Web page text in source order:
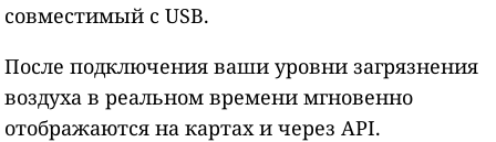
совместимый с USB.
После подключения ваши уровни загрязнения
воздуха в реальном времени мгновенно
отображаются на картах и через API.